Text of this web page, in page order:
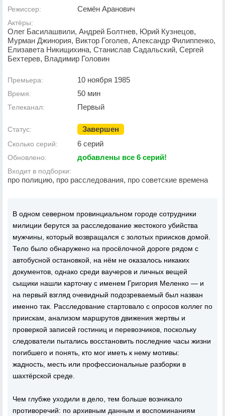
Режиссер: Семён Аранович
Актёры:
Олег Басилашвили, Андрей Болтнев, Юрий Кузнецов,
Мурман Джинория, Виктор Гоголев, Александр Филиппенко,
Елизавета Никищихина, Станислав Садальский, Сергей
Бехтерев, Владимир Головин
Премьера: 10 ноября 1985
Время: 50 мин
Телеканал: Первый
Статус: Завершен
Сколько серий: 6 серий
Обновлено: добавлены все 6 серий!
Входит в подборки:
про полицию, про расследования, про советские времена
В одном северном провинциальном городе сотрудники
милиции берутся за расследование жестокого убийства
мужчины, который возвращался с золотых приисков домой.
Тело было обнаружено на просёлочной дороге рядом с
автобусной остановкой, на нём не оказалось никаких
документов, однако среди ваучеров и личных вещей
сыщики нашли карточку с именем Григория Меленко — и
на первый взгляд очевидный подозреваемый был назван
именно так. Расследование стартовало с опросов коллег по
приискам, анализом маршрутов движения жертвы и
проверкой записей гостиниц и перевозчиков, поскольку
следователи пытались восстановить последние часы жизни
погибшего и понять, кто мог иметь к нему мотивы:
жадность, месть или профессиональные разборки в
шахтёрской среде.
Чем глубже уходили в дело, тем больше возникало
противоречий: по архивным данным и воспоминаниям